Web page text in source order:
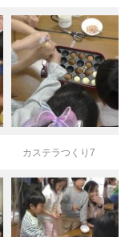
カステラつくり7